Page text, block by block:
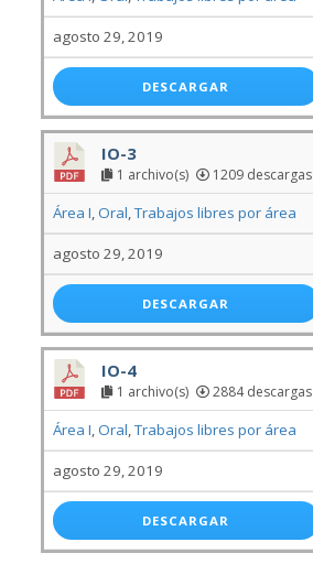
agosto 29, 2019
DESCARGAR
IO-3
1 archivo(s) 1209 descargas
Área I,Oral,Trabajos libres por área
agosto 29, 2019
DESCARGAR
IO-4
1 archivo(s) 2884 descargas
Área I,Oral,Trabajos libres por área
agosto 29, 2019
DESCARGAR